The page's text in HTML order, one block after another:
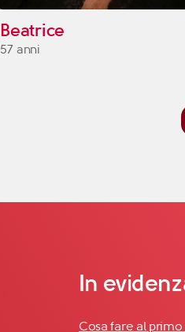
Beatrice
57 anni
In
Cosa fare al